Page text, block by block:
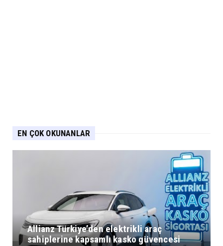
EN ÇOK OKUNANLAR
Allianz Türkiye’den elektrikli araç
sahiplerine kapsamlı kasko güvencesi